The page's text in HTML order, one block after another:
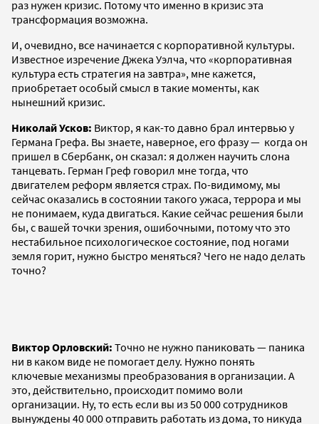
раз нужен кризис. Потому что именно в кризис эта
трансформация возможна.
И, очевидно, все начинается с корпоративной культуры.
Известное изречение Джека Уэлча, что «корпоративная
культура есть стратегия на завтра», мне кажется,
приобретает особый смысл в такие моменты, как
нынешний кризис.
Николай Усков: Виктор, я как-то давно брал интервью у
Германа Грефа. Вы знаете, наверное, его фразу — когда он
пришел в Сбербанк, он сказал: я должен научить слона
танцевать. Герман Греф говорил мне тогда, что
двигателем реформ является страх. По-видимому, мы
сейчас оказались в состоянии такого ужаса, террора и мы
не понимаем, куда двигаться. Какие сейчас решения были
бы, с вашей точки зрения, ошибочными, потому что это
нестабильное психологическое состояние, под ногами
земля горит, нужно быстро меняться? Чего не надо делать
точно?
Виктор Орловский: Точно не нужно паниковать — паника
ни в каком виде не помогает делу. Нужно понять
ключевые механизмы преобразования в организации. А
это, действительно, происходит помимо воли
организации. Ну, то есть если вы из 50 000 сотрудников
вынуждены 40 000 отправить работать из дома, то никуда